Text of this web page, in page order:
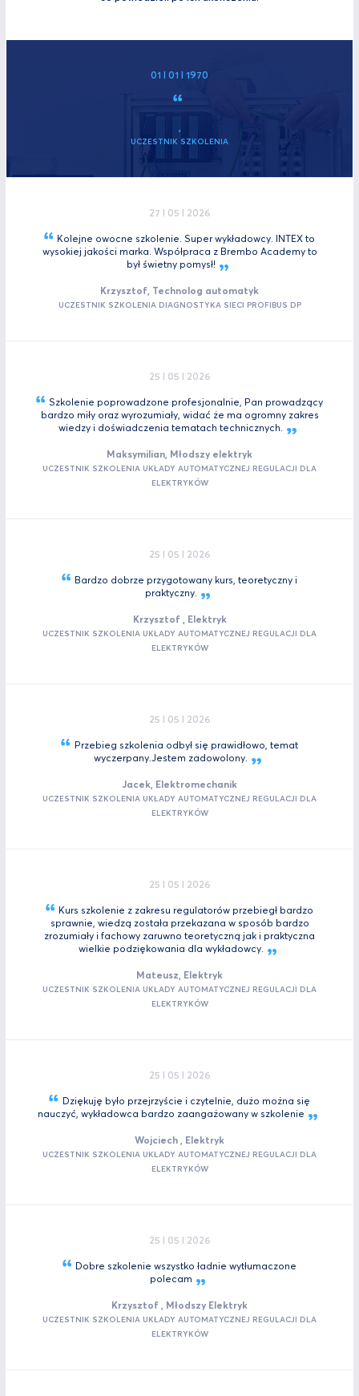
01 I 01 I 1970
,
UCZESTNIK SZKOLENIA
27 I 05 I 2026
Kolejne owocne szkolenie. Super wykładowcy. INTEX to
wysokiej jakości marka. Współpraca z Brembo Academy to
był świetny pomysł!
Krzysztof, Technolog automatyk
UCZESTNIK SZKOLENIA DIAGNOSTYKA SIECI PROFIBUS DP
25 I 05 I 2026
Szkolenie poprowadzone profesjonalnie, Pan prowadzący
bardzo miły oraz wyrozumiały, widać że ma ogromny zakres
wiedzy i doświadczenia tematachtechnicznych.
Maksymilian, Młodszy elektryk
UCZESTNIK SZKOLENIA UKŁADY AUTOMATYCZNEJ REGULACJI DLA
ELEKTRYKÓW
25 I 05 I 2026
Bardzo dobrze przygotowany kurs, teoretyczny i
praktyczny.
Krzysztof , Elektryk
UCZESTNIK SZKOLENIA UKŁADY AUTOMATYCZNEJ REGULACJI DLA
ELEKTRYKÓW
25 I 05 I 2026
Przebieg szkolenia odbył się prawidłowo, temat
wyczerpany.Jestem zadowolony.
Jacek, Elektromechanik
UCZESTNIK SZKOLENIA UKŁADY AUTOMATYCZNEJ REGULACJI DLA
ELEKTRYKÓW
25 I 05 I 2026
Kurs szkolenie z zakresu regulatorów przebiegł bardzo
sprawnie, wiedzą została przekazana w sposób bardzo
zrozumiały i fachowy zaruwno teoretyczną jak i praktyczna
wielkie podziękowania dla wykładowcy.
Mateusz, Elektryk
UCZESTNIK SZKOLENIA UKŁADY AUTOMATYCZNEJ REGULACJI DLA
ELEKTRYKÓW
25 I 05 I 2026
Dziękuję było przejrzyście i czytelnie, dużo można się
nauczyć, wykładowca bardzo zaangażowany w szkolenie
Wojciech , Elektryk
UCZESTNIK SZKOLENIA UKŁADY AUTOMATYCZNEJ REGULACJI DLA
ELEKTRYKÓW
25 I 05 I 2026
Dobre szkolenie wszystko ładnie wytłumaczone
polecam
Krzysztof , Młodszy Elektryk
UCZESTNIK SZKOLENIA UKŁADY AUTOMATYCZNEJ REGULACJI DLA
ELEKTRYKÓW